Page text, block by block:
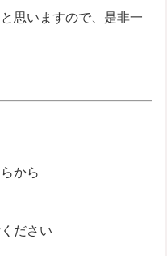
思いますので、是非一
から
ださい